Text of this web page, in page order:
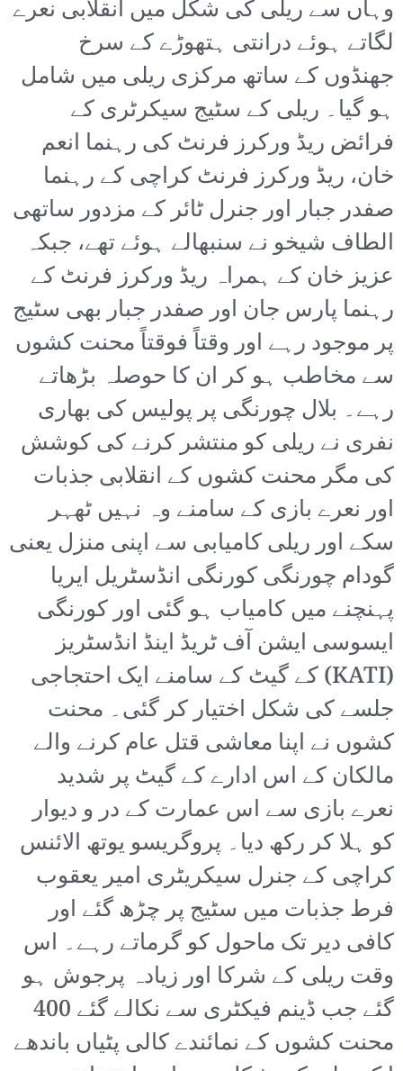
وہاں سے ریلی کی شکل میں انقلابی نعرے
لگاتے ہوئے درانتی ہتھوڑے کے سرخ
جھنڈوں کے ساتھ مرکزی ریلی میں شامل
ہو گیا۔ ریلی کے سٹیج سیکرٹری کے
فرائض ریڈ ورکرز فرنٹ کی رہنما انعم
خان، ریڈ ورکرز فرنٹ کراچی کے رہنما
صفدر جبار اور جنرل ٹائر کے مزدور ساتھی
الطاف شیخو نے سنبھالے ہوئے تھے، جبکہ
عزیز خان کے ہمراہ ریڈ ورکرز فرنٹ کے
رہنما پارس جان اور صفدر جبار بھی سٹیج
پر موجود رہے اور وقتاً فوقتاً محنت کشوں
سے مخاطب ہو کر ان کا حوصلہ بڑھاتے
رہے۔ بلال چورنگی پر پولیس کی بھاری
نفری نے ریلی کو منتشر کرنے کی کوشش
کی مگر محنت کشوں کے انقلابی جذبات
اور نعرے بازی کے سامنے وہ نہیں ٹھہر
سکے اور ریلی کامیابی سے اپنی منزل یعنی
گودام چورنگی کورنگی انڈسٹریل ایریا
پہنچنے میں کامیاب ہو گئی اور کورنگی
ایسوسی ایشن آف ٹریڈ اینڈ انڈسٹریز
(KATI) کے گیٹ کے سامنے ایک احتجاجی
جلسے کی شکل اختیار کر گئی۔ محنت
کشوں نے اپنا معاشی قتل عام کرنے والے
مالکان کے اس ادارے کے گیٹ پر شدید
نعرے بازی سے اس عمارت کے در و دیوار
کو ہلا کر رکھ دیا۔ پروگریسو یوتھ الائنس
کراچی کے جنرل سیکریٹری امیر یعقوب
فرط جذبات میں سٹیج پر چڑھ گئے اور
کافی دیر تک ماحول کو گرماتے رہے۔ اس
وقت ریلی کے شرکا اور زیادہ پرجوش ہو
گئے جب ڈینم فیکٹری سے نکالے گئے 400
محنت کشوں کے نمائندے کالی پٹیاں باندھے